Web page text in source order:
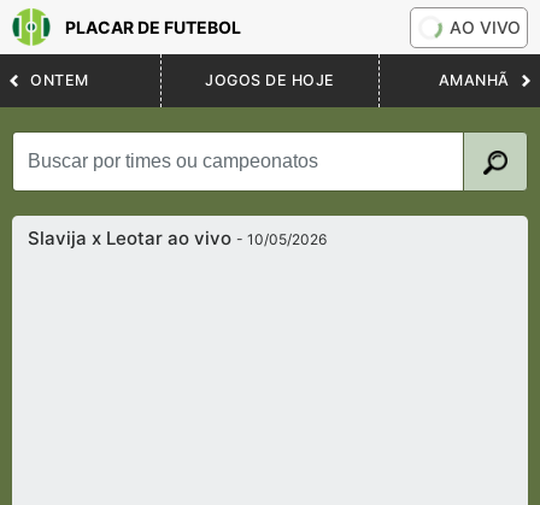
PLACAR DE FUTEBOL AO VIVO
ONTEM JOGOS DE HOJE AMANHÃ
Slavija x Leotar ao vivo- 10/05/2026